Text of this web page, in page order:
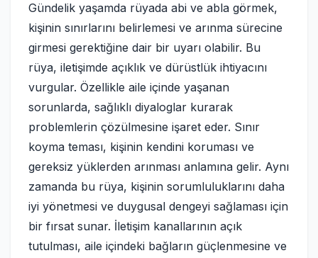
Gündelik yaşamda rüyada abi ve abla görmek,
kişinin sınırlarını belirlemesi ve arınma sürecine
girmesi gerektiğine dair bir uyarı olabilir. Bu
rüya, iletişimde açıklık ve dürüstlük ihtiyacını
vurgular. Özellikle aile içinde yaşanan
sorunlarda, sağlıklı diyaloglar kurarak
problemlerin çözülmesine işaret eder. Sınır
koyma teması, kişinin kendini koruması ve
gereksiz yüklerden arınması anlamına gelir. Aynı
zamanda bu rüya, kişinin sorumluluklarını daha
iyi yönetmesi ve duygusal dengeyi sağlaması için
bir fırsat sunar. İletişim kanallarının açık
tutulması, aile içindeki bağların güçlenmesine ve